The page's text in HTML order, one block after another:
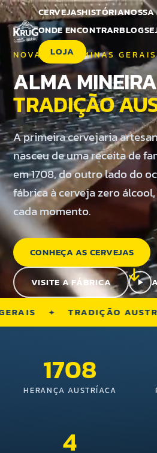
CERVEJASHISTÓRIA
ONDE ENCONTRARBLOG
LOJA
NOVA LIMA · MINAS
ALMA
TRADIÇÃO
A primeira cervejaria
nasceu de uma receita de
em 1708, do outro lado do
fábrica à cerveja zero
cada momento.
CONHEÇA AS CERVEJAS
VISITE A FÁBRICA
TRADIÇÃO
1708
HERANÇA AUSTRÍACA
4